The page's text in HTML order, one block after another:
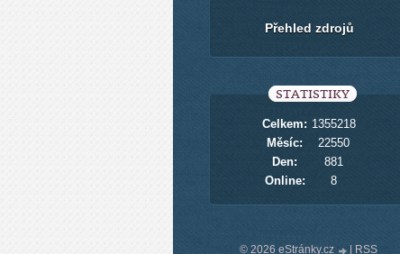
Přehled zdrojů
STATISTIKY
Online: 8
Celkem: 1355218
Měsíc:
22550
Den:
881
© 2026 eStránky.cz RSS